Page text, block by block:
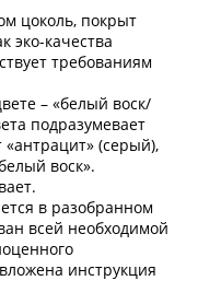
цоколь, покрыт
эко-качества
требованиям
– «белый воск/
подразумевает
(серый),
воск».
в разобранном
всей необходимой
инструкция